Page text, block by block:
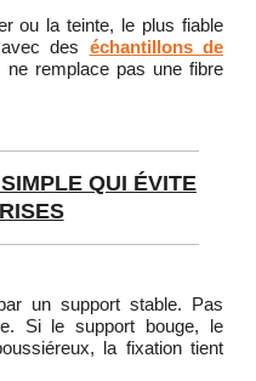
ou la teinte, le plus fiable
des échantillons de
ne remplace pas une fibre
QUI ÉVITE
un support stable. Pas
Si le support bouge, le
la fixation tient